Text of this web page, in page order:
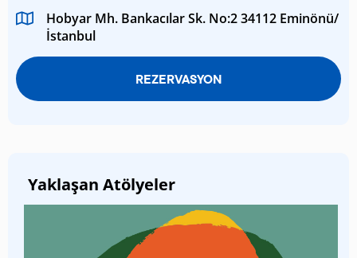
Hobyar Mh. Bankacılar Sk. No:2 34112 Eminönü/
İstanbul
REZERVASYON
Yaklaşan Atölyeler